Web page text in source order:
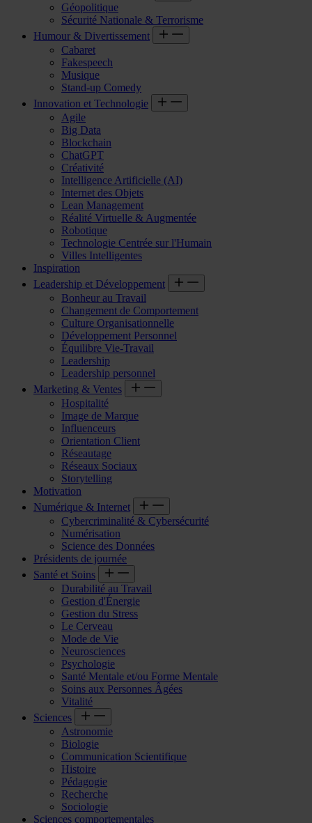
Géopolitique
Sécurité Nationale & Terrorisme
Humour & Divertissement
Cabaret
Fakespeech
Musique
Stand-up Comedy
Innovation et Technologie
Agile
Big Data
Blockchain
ChatGPT
Créativité
Intelligence Artificielle (AI)
Internet des Objets
Lean Management
Réalité Virtuelle & Augmentée
Robotique
Technologie Centrée sur l'Humain
Villes Intelligentes
Inspiration
Leadership et Développement
Bonheur au Travail
Changement de Comportement
Culture Organisationnelle
Développement Personnel
Équilibre Vie-Travail
Leadership
Leadership personnel
Marketing & Ventes
Hospitalité
Image de Marque
Influenceurs
Orientation Client
Réseautage
Réseaux Sociaux
Storytelling
Motivation
Numérique & Internet
Cybercriminalité & Cybersécurité
Numérisation
Science des Données
Présidents de journée
Santé et Soins
Durabilité au Travail
Gestion d'Énergie
Gestion du Stress
Le Cerveau
Mode de Vie
Neurosciences
Psychologie
Santé Mentale et/ou Forme Mentale
Soins aux Personnes Âgées
Vitalité
Sciences
Astronomie
Biologie
Communication Scientifique
Histoire
Pédagogie
Recherche
Sociologie
Sciences comportementales